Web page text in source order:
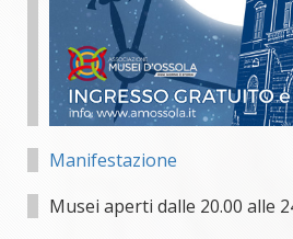
Manifestazione
Musei aperti dalle 20.00 alle